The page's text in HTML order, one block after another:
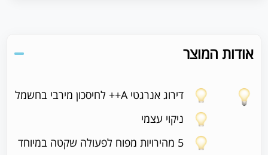
אודות המוצר
דירוג אנרגטי A++ לחיסכון מירבי בחשמל
ניקוי עצמי
5 מהירויות מפוח לפעולה שקטה במיוחד